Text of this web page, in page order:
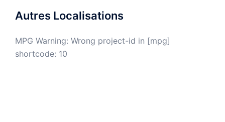
Autres Localisations
MPG Warning: Wrong project-id in [mpg]
shortcode: 10